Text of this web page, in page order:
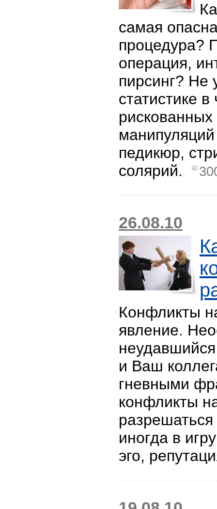
самая
процедура?
операция,
пирсинг? Не
статистике
педикюр,
солярий.
26.08.10
Конфликты
явление.
и Ваш
гневными
конфликты
иногда в
эго,